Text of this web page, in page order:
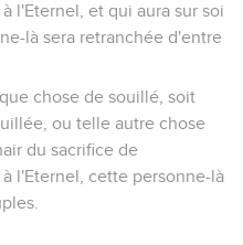
l'Eternel, et qui aura sur soi
là sera retranchée d'entre
chose de souillé, soit
ou telle autre chose
du sacrifice de
l'Eternel, cette personne-là